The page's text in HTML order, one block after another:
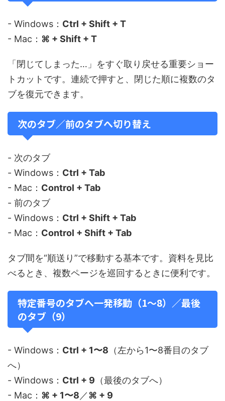
- Windows： Ctrl + Shift + T
- Mac： ⌘ + Shift + T
「閉じてしまった…」をすぐ取り戻せる重要ショー
トカットです。連続で押すと、閉じた順に複数のタ
ブを復元できます。
次のタブ／前のタブへ切り替え
- 次のタブ
- Windows： Ctrl + Tab
- Mac： Control + Tab
- 前のタブ
- Windows： Ctrl + Shift + Tab
- Mac： Control + Shift + Tab
タブ間を“順送り”で移動する基本です。資料を見比
べるとき、複数ページを巡回するときに便利です。
特定番号のタブへ一発移動（1〜8）／最後
のタブ（9）
- Windows： Ctrl + 1〜8 （左から1〜8番目のタブ
へ）
- Windows： Ctrl + 9 （最後のタブへ）
- Mac： ⌘ + 1〜8 ／ ⌘ + 9